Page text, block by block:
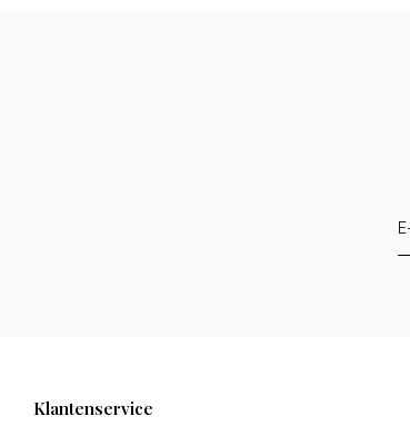
Klantenservice